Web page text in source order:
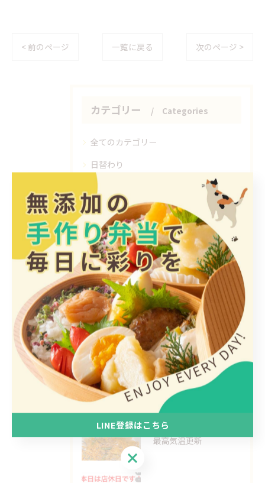
< 前のページ 一覧に戻る 次のページ >
カテゴリー Categories
全てのカテゴリー
日替わり
手作り
ヘルシー
1人
最近の投稿 Recent Posts
2026/08/07
2026/08/03
最高気温更新
LINE登録はこちら
LINE登録はこちら